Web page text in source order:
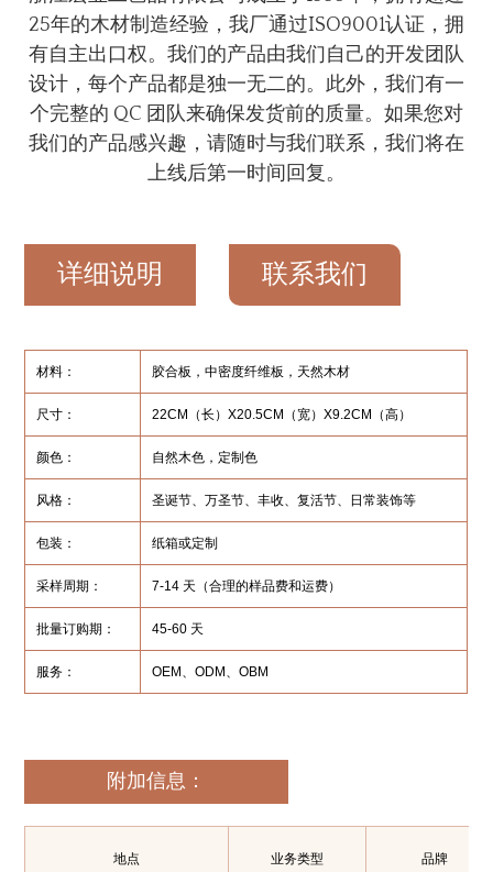
25年的木材制造经验，我厂通过ISO9001认证，拥
有自主出口权。我们的产品由我们自己的开发团队
设计，每个产品都是独一无二的。此外，我们有一
个完整的 QC 团队来确保发货前的质量。如果您对
我们的产品感兴趣，请随时与我们联系，我们将在
上线后第一时间回复。
详细说明 联系我们
材料： 胶合板，中密度纤维板，天然木材
尺寸： 22CM（长）X20.5CM（宽）X9.2CM（高）
颜色： 自然木色，定制色
风格： 圣诞节、万圣节、丰收、复活节、日常装饰等
包装： 纸箱或定制
采样周期： 7-14 天（合理的样品费和运费）
批量订购期： 45-60 天
服务： OEM、ODM、OBM
附加信息：
地点 业务类型 品牌